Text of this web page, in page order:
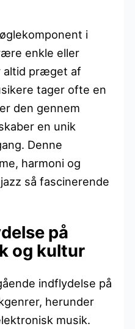
i
enkle eller
altid præget af
tager ofte en
den gennem
en unik
Denne
harmoni og
så fascinerende
på
og kultur
indflydelse på
herunder
musik.